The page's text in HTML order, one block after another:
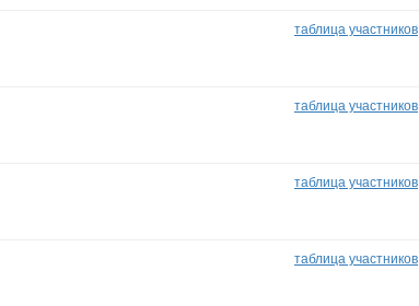
таблица участников
таблица участников
таблица участников
таблица участников